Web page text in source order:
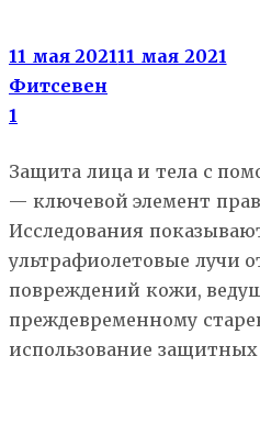
11 мая 202111 мая 2021
Фитсевен
1
Защита лица и тела с
— ключевой элемент
Исследования
ультрафиолетовые лучи
повреждений кожи,
преждевременному
использование